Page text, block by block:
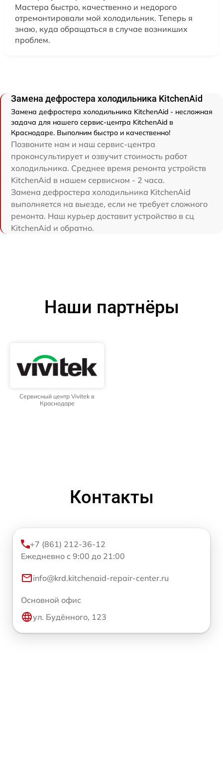
Мастера быстро, качественно и недорого
отремонтировали мой холодильник. Теперь я
знаю, куда обращаться в случае возникших
проблем.
Замена дефростера холодильника KitchenAid
Замена дефростера холодильника KitchenAid - несложная
задача для нашего сервис-центра KitchenAid в
Краснодаре. Выполним быстро и качественно!
Позвоните нам и наш сервис-центра
проконсультирует и озвучит стоимость работ
холодильника. Среднее время ремонта устройств
KitchenAid в нашем сервисном - 2 часа.
Замена дефростера холодильника KitchenAid
выполняется на выезде, если не требует сложного
ремонта. Наш курьер доставит устройство в сц
KitchenAid и обратно.
Наши партнёры
Сервисный центр Vivitek в
Краснодаре
Контакты
+7 (861) 212-36-12
Ежедневно с 9:00 до 21:00
info@krd.kitchenaid-repair-center.ru
Основной офис
ул. Будённого, 123